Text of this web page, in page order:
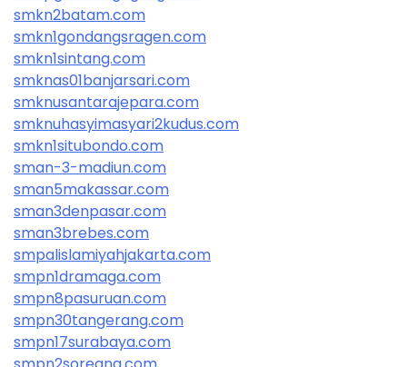
smkn2batam.com
smkn1gondangsragen.com
smkn1sintang.com
smknas01banjarsari.com
smknusantarajepara.com
smknuhasyimasyari2kudus.com
smkn1situbondo.com
sman-3-madiun.com
sman5makassar.com
sman3denpasar.com
sman3brebes.com
smpalislamiyahjakarta.com
smpn1dramaga.com
smpn8pasuruan.com
smpn30tangerang.com
smpn17surabaya.com